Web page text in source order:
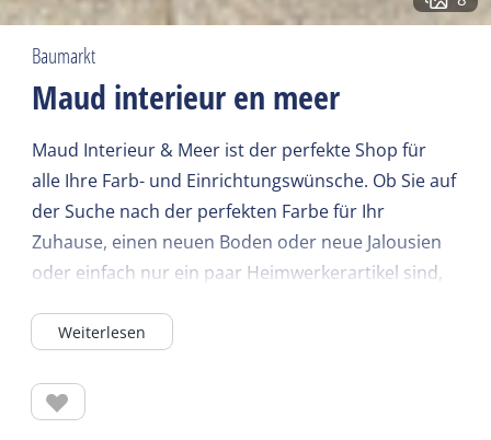
Baumarkt
Maud interieur en meer
Maud Interieur & Meer ist der perfekte Shop für
alle Ihre Farb- und Einrichtungswünsche. Ob Sie auf
der Suche nach der perfekten Farbe für Ihr
Zuhause, einen neuen Boden oder neue Jalousien
oder einfach nur ein paar Heimwerkerartikel sind,
Mitarbeiter helfen Ihnen, die richtige Wahl zu
kompetente Beratung und exzellenten Service
verlassen.
Weiterlesen